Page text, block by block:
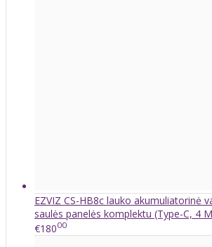
EZVIZ CS-HB8c lauko akumuliatorinė
saulės panelės komplektu (Type-C, 4
€18000